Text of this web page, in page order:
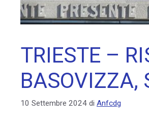
TRIESTE –
BASOVIZZA,
10 Settembre 2024 di Anfcdg